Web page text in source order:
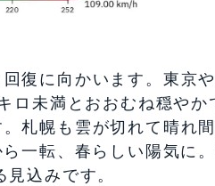
復に向かいます。東京
ロ未満とおおむね穏やか
札幌も雲が切れて晴れ
一転、春らしい陽気に
込みです。